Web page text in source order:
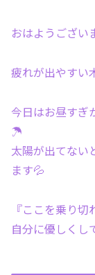
おはようござ
疲れが出やすい
今日はお昼すぎ
☂️
太陽が出てない
ます💦
『ここを乗り
自分に優しくし